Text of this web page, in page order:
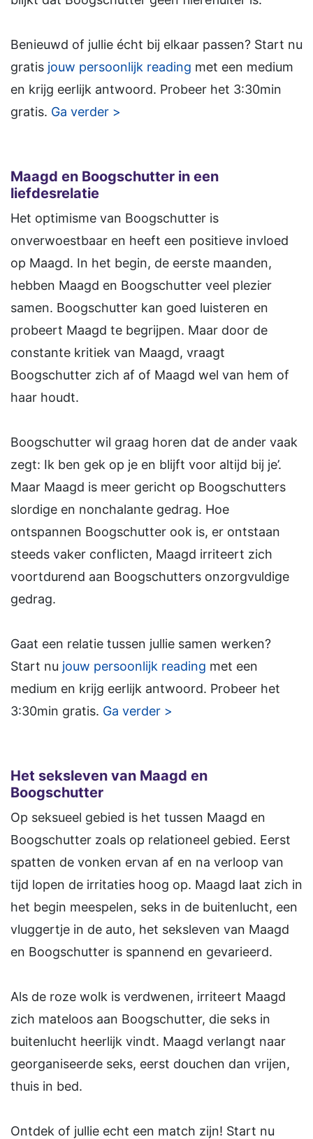
Benieuwd of jullie écht bij elkaar passen? Start nu
gratis jouw persoonlijk reading met een medium
en krijg eerlijk antwoord. Probeer het 3:30min
gratis. Ga verder >
Maagd en Boogschutter in een
liefdesrelatie
Het optimisme van Boogschutter is
onverwoestbaar en heeft een positieve invloed
op Maagd. In het begin, de eerste maanden,
hebben Maagd en Boogschutter veel plezier
samen. Boogschutter kan goed luisteren en
probeert Maagd te begrijpen. Maar door de
constante kritiek van Maagd, vraagt
Boogschutter zich af of Maagd wel van hem of
haar houdt.
Boogschutter wil graag horen dat de ander vaak
zegt: Ik ben gek op je en blijft voor altijd bij je’.
Maar Maagd is meer gericht op Boogschutters
slordige en nonchalante gedrag. Hoe
ontspannen Boogschutter ook is, er ontstaan
steeds vaker conflicten, Maagd irriteert zich
voortdurend aan Boogschutters onzorgvuldige
gedrag.
Gaat een relatie tussen jullie samen werken?
Start nu jouw persoonlijk reading met een
medium en krijg eerlijk antwoord. Probeer het
3:30min gratis. Ga verder >
Het seksleven van Maagd en
Boogschutter
Op seksueel gebied is het tussen Maagd en
Boogschutter zoals op relationeel gebied. Eerst
spatten de vonken ervan af en na verloop van
tijd lopen de irritaties hoog op. Maagd laat zich in
het begin meespelen, seks in de buitenlucht, een
vluggertje in de auto, het seksleven van Maagd
en Boogschutter is spannend en gevarieerd.
Als de roze wolk is verdwenen, irriteert Maagd
zich mateloos aan Boogschutter, die seks in
buitenlucht heerlijk vindt. Maagd verlangt naar
georganiseerde seks, eerst douchen dan vrijen,
thuis in bed.
Ontdek of jullie echt een match zijn! Start nu